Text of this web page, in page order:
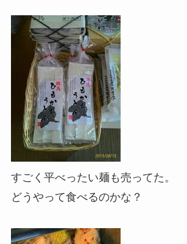
すごく平べったい麺も売ってた。
どうやって食べるのかな？